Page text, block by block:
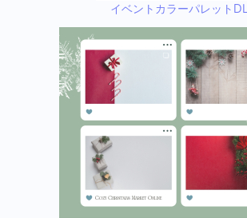
イベントカラーパレット